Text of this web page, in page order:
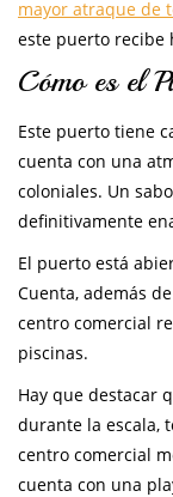
mayor atraque de
este puerto recibe
Cómo es el
Este puerto tiene
cuenta con una
coloniales. Un
definitivamente
El puerto está
Cuenta, además
centro comercial
piscinas.
Hay que destacar
durante la escala,
centro comercial
cuenta con una